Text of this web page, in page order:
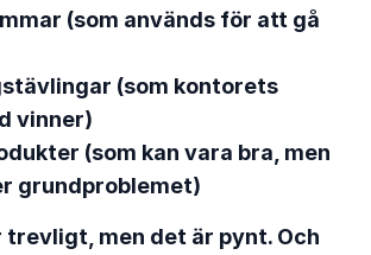
(som används för att gå
(som kontorets
vinner)
(som kan vara bra, men
grundproblemet)
trevligt, men det är pynt. Och